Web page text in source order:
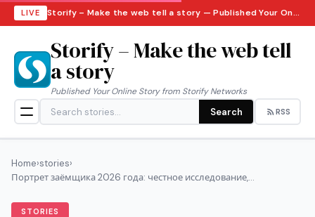
LIVE Storify – Make the web tell a story — Published Your Online Story from Storify Networks · Saturday, August 8, 2026
Storify – Make the web tell
a story
Published Your Online Story from Storify Networks
Search RSS
Home›stories›
Портрет заёмщика 2026 года: честное исследование,...
STORIES